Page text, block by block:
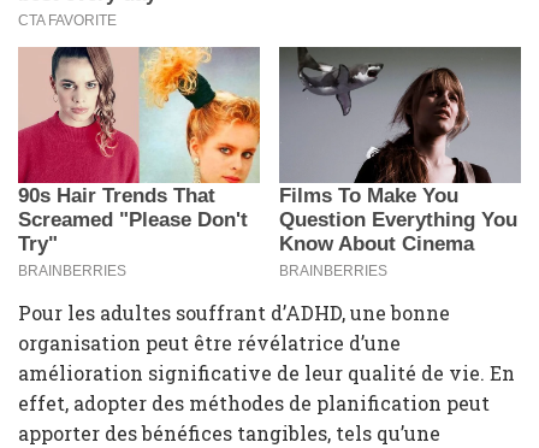
Pour les adultes souffrant d’ADHD, une bonne
organisation peut être révélatrice d’une
amélioration significative de leur qualité de vie. En
effet, adopter des méthodes de planification peut
apporter des bénéfices tangibles, tels qu’une